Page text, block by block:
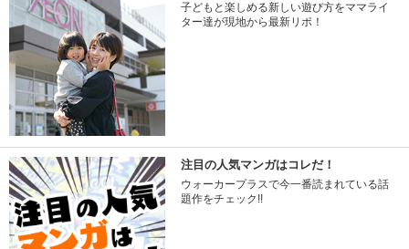
子どもと楽しめる新しい遊び方をママライ
ター達が現地から最新リポ！
注目の人気マンガはコレだ！
ウォーカープラスで今一番読まれている話
題作をチェック!!